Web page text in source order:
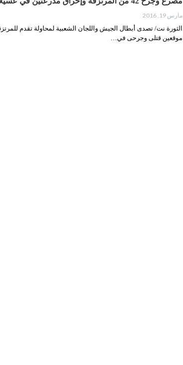
مارس 19, 2016
الثورة نت/ تصدى أبطال الجيش واللجان الشعبية لمحاولة تقدم
موقعين قتلى وجرحى في…